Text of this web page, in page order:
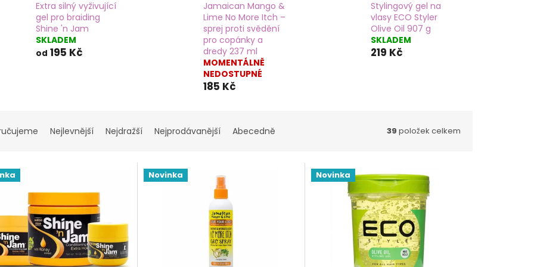
Extra silný vyživující
gel pro braiding
Shine 'n Jam
SKLADEM
od 195 Kč
Jamaican Mango &
Lime No More Itch –
sprej proti svědění
pro copánky a
dredy 237 ml
MOMENTÁLNĚ
NEDOSTUPNÉ
185 Kč
Stylingový gel na
vlasy ECO Styler
Olive Oil 907 g
SKLADEM
219 Kč
Nejlevnější Nejdražší Nejprodávanější Abecedně 39 položek celkem
Novinka Novinka